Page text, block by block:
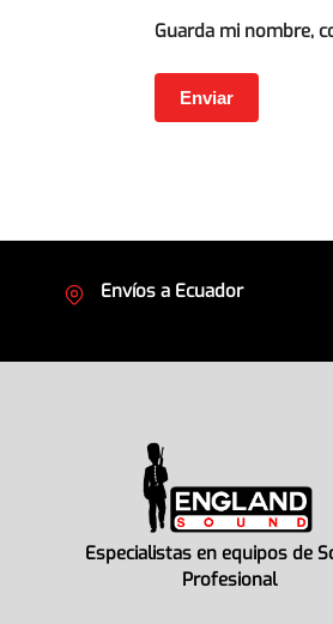
Guarda mi nombre,
Envíos a Ecuador
Especialistas en equipos de
Profesional